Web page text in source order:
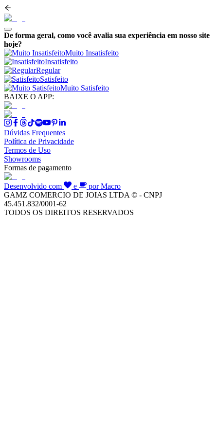
De forma geral, como você avalia sua experiência em nosso site
hoje?
Muito Insatisfeito
Insatisfeito
Regular
Satisfeito
Muito Satisfeito
BAIXE O APP:
Dúvidas Frequentes
Política de Privacidade
Termos de Uso
Showrooms
Formas de pagamento
Desenvolvido com e
por Macro
GAMZ COMERCIO DE JOIAS LTDA © - CNPJ
45.451.832/0001-62
TODOS OS DIREITOS RESERVADOS